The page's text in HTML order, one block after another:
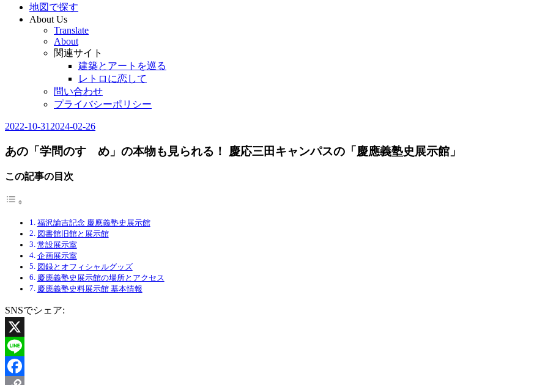
地図で探す
About Us
Translate
About
関連サイト
建築とアートを巡る
レトロに恋して
問い合わせ
プライバシーポリシー
2022-10-31 2024-02-26
Chief
あの「学問のすゝめ」の本物も見られる！ 慶応三田キャンパスの「慶應義塾史展示館」
この記事の目次
福沢諭吉記念 慶應義塾史展示館
図書館旧館と展示館
常設展示室
企画展示室
図録とオフィシャルグッズ
慶應義塾史展示館の場所とアクセス
慶應義塾史料展示館 基本情報
SNSでシェア:
X
Line